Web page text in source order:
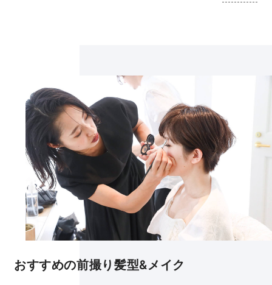
おすすめの前撮り髪型&メイク